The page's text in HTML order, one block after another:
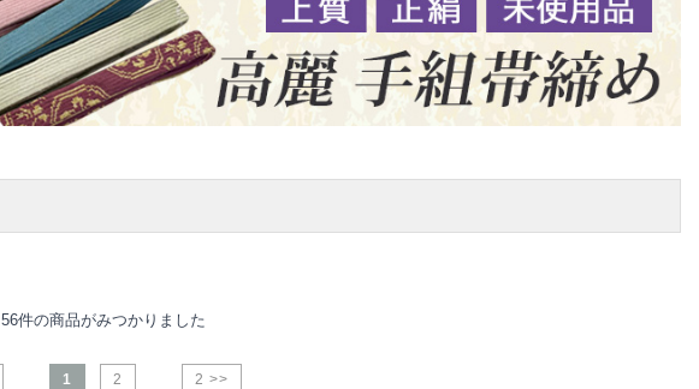
56件の商品がみつかりました
1 2 2 >>